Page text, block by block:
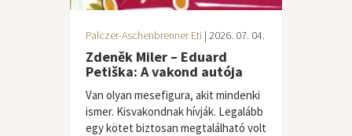
Palczer-Aschenbrenner Eti | 2026. 07. 04.
Zdeněk Miler – Eduard
Petiška: A vakond autója
Van olyan mesefigura, akit mindenki
ismer. Kisvakondnak hívják. Legalább
egy kötet biztosan megtalálható volt